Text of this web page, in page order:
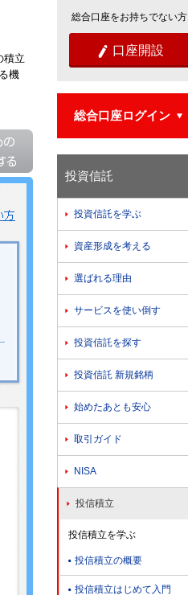
積立
機
総合口座をお持ちでない方
 口座開設
総合口座ログイン
投資信託
 投資信託を学ぶ
 資産形成を考える
 選ばれる理由
 サービスを使い倒す
 投資信託を探す
 投資信託 新規銘柄
 始めたあとも安心
 取引ガイド
 NISA
 投信積立
投信積立を学ぶ
 投信積立の概要
 投信積立はじめて入門